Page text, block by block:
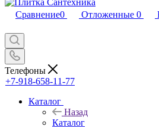
Сравнение0 Отложенные 0
Телефоны
+7-918-658-11-77
Каталог
Назад
Каталог